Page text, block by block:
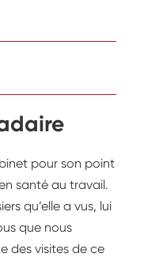
pour son point
santé au travail.
qu’elle a vus, lui
que nous
des visites de ce